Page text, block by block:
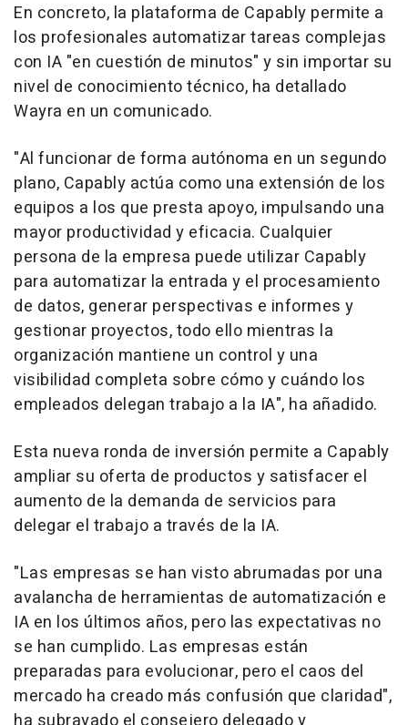
En concreto, la plataforma de Capably permite a
los profesionales automatizar tareas complejas
con IA "en cuestión de minutos" y sin importar su
nivel de conocimiento técnico, ha detallado
Wayra en un comunicado.
"Al funcionar de forma autónoma en un segundo
plano, Capably actúa como una extensión de los
equipos a los que presta apoyo, impulsando una
mayor productividad y eficacia. Cualquier
persona de la empresa puede utilizar Capably
para automatizar la entrada y el procesamiento
de datos, generar perspectivas e informes y
gestionar proyectos, todo ello mientras la
organización mantiene un control y una
visibilidad completa sobre cómo y cuándo los
empleados delegan trabajo a la IA", ha añadido.
Esta nueva ronda de inversión permite a Capably
ampliar su oferta de productos y satisfacer el
aumento de la demanda de servicios para
delegar el trabajo a través de la IA.
"Las empresas se han visto abrumadas por una
avalancha de herramientas de automatización e
IA en los últimos años, pero las expectativas no
se han cumplido. Las empresas están
preparadas para evolucionar, pero el caos del
mercado ha creado más confusión que claridad",